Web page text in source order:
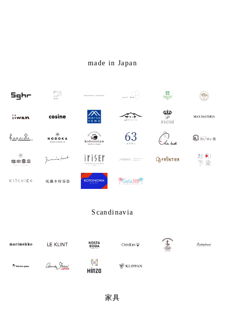
made in Japan
Scandinavia
家具